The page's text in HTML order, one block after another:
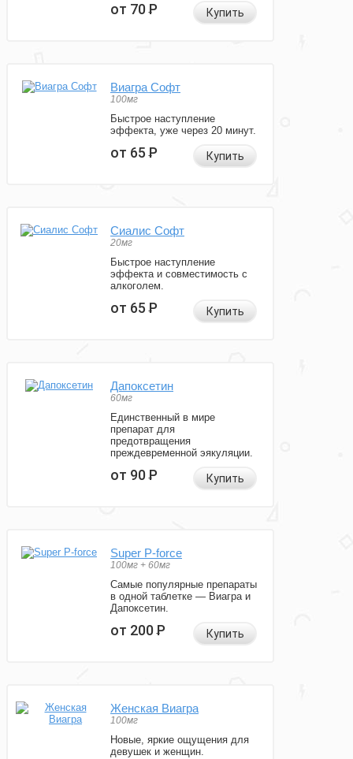
от 70Р Купить
Виагра Софт
100мг
Быстрое наступление
эффекта, уже через 20 минут.
от 65Р Купить
Сиалис Софт
20мг
Быстрое наступление
эффекта и совместимость с
алкоголем.
от 65Р Купить
Дапоксетин
60мг
Единственный в мире
препарат для
предотвращения
преждевременной эякуляции.
от 90Р Купить
Super P-force
100мг + 60мг
Самые популярные препараты
в одной таблетке — Виагра и
Дапоксетин.
от 200Р Купить
Женская Виагра
100мг
Новые, яркие ощущения для
девушек и женщин.